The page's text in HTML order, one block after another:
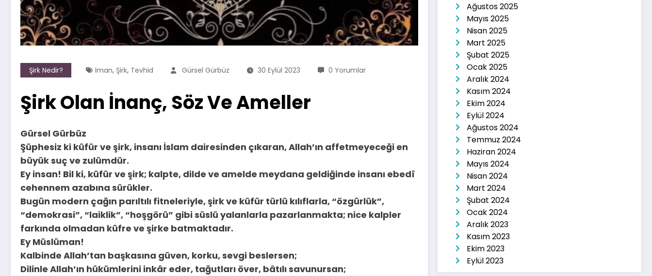
Şirk Nedir? Iman, Şirk, Tevhid Gürsel Gürbüz 30 Eylül 2023 0 Yorumlar
Şirk Olan İnanç, Söz Ve Ameller
Gürsel Gürbüz
Şüphesiz ki küfür ve şirk, insanı İslam dairesinden çıkaran, Allah’ın affetmeyeceği en
büyük suç ve zulümdür.
Ey insan! Bil ki, küfür ve şirk; kalpte, dilde ve amelde meydana geldiğinde insanı ebedî
cehennem azabına sürükler.
Bugün modern çağın parıltılı fitneleriyle, şirk ve küfür türlü kılıflarla, “özgürlük”,
“demokrasi”, “laiklik”, “hoşgörü” gibi süslü yalanlarla pazarlanmakta; nice kalpler
farkında olmadan küfre ve şirke batmaktadır.
Ey Müslüman!
Kalbinde Allah’tan başkasına güven, korku, sevgi beslersen;
Dilinle Allah’ın hükümlerini inkâr eder, tağutları över, bâtılı savunursan;
Ağustos 2025
Mayıs 2025
Nisan 2025
Mart 2025
Şubat 2025
Ocak 2025
Aralık 2024
Kasım 2024
Ekim 2024
Eylül 2024
Ağustos 2024
Temmuz 2024
Haziran 2024
Mayıs 2024
Nisan 2024
Mart 2024
Şubat 2024
Ocak 2024
Aralık 2023
Kasım 2023
Ekim 2023
Eylül 2023